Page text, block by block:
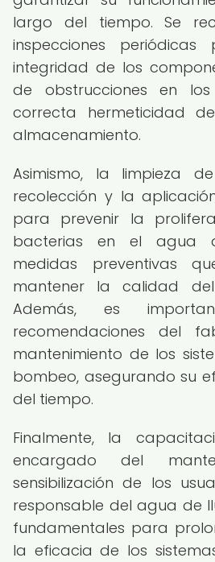
largo del tiempo. Se
inspecciones
integridad de los
de obstrucciones en
correcta hermeticidad
almacenamiento.
Asimismo, la limpieza
recolección y la
para prevenir la
bacterias en el agua
medidas preventivas
mantener la calidad
Además, es
recomendaciones del
mantenimiento de los
bombeo, asegurando su
del tiempo.
Finalmente, la
encargado del
sensibilización de los
responsable del agua de
fundamentales para
la eficacia de los